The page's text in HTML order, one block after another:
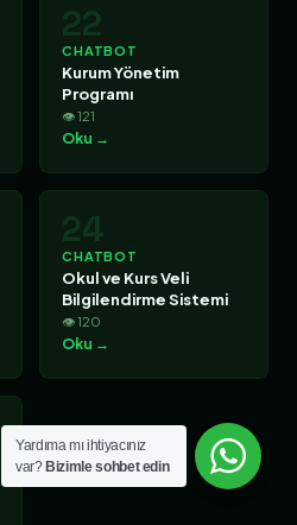
22
CHATBOT
Kurum Yönetim
Programı
👁 121
Oku →
24
CHATBOT
Okul ve Kurs Veli
Bilgilendirme Sistemi
👁 120
Oku →
Yardıma mı ihtiyacınız
var? Bizimle sohbet edin